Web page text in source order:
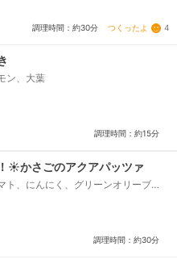
調理時間：約30分 つくったよ 4
ン、大葉
調理時間：約15分
☀️かさごのアクアパッツァ
ト、にんにく、グリーンオリーブ
パー、パセリ、白ワイン、塩、ピュ
調理時間：約30分